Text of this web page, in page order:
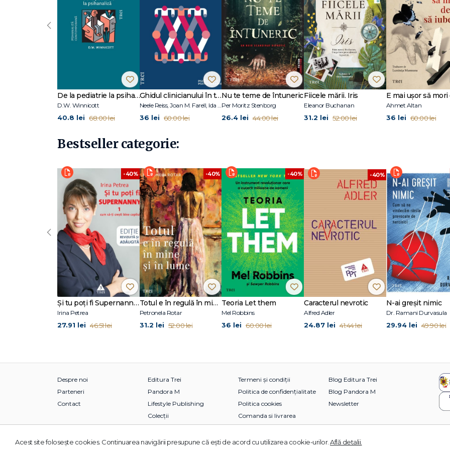
De la pediatrie la psihanaliză
D.W. Winnicott
40.8 lei 68.00 lei
Ghidul clinicianului în terapia schemelor
Neele Reiss, Joan M. Farell, Ida A.Show
36 lei 60.00 lei
Nu te teme de întuneric
Per Moritz Stenborg
26.4 lei 44.00 lei
Fiicele mării. Iris
Eleanor Buchanan
31.2 lei 52.00 lei
Ahmet Altan
36 lei 60.00 lei
‹
Bestseller categorie:
-40%
Şi tu poţi fi Supernanny 1
Irina Petrea
27.91 lei 46.51 lei
-40%
Totul e în regulă în mine și în lume
Petronela Rotar
31.2 lei 52.00 lei
-40%
Teoria Let them
Mel Robbins
36 lei 60.00 lei
-40%
Caracterul nevrotic
Alfred Adler
24.87 lei 41.44 lei
N-ai greșit nimic
Dr. Ramani Durvasula
29.94 lei 49.90 lei
‹
Despre noi
Parteneri
Contact
Editura Trei
Pandora M
Lifestyle Publishing
Colecții
Termeni și condiții
Politica de confidențialitate
Politica cookies
Comanda si livrarea
Blog Editura Trei
Blog Pandora M
Newsletter
© 2026 Grupul Editorial TREI. Toate drepturile rezervate.
Acest site foloseşte cookies. Continuarea navigării presupune că eşti de acord cu utilizarea cookie-urilor. Află detalii.